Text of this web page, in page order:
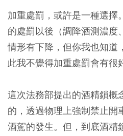
加重處罰，或許是一種選擇
的處罰以後（調降酒測濃度
情形有下降，但你我也知道
此我不覺得加重處罰會有很
這次法務部提出的酒精鎖概
的，透過物理上強制禁止開
酒駕的發生。但，到底酒精